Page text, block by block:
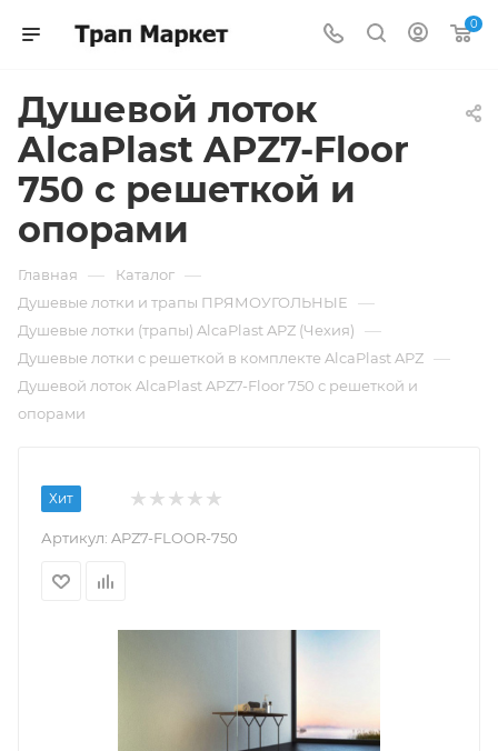
0
Душевой лоток
AlcaPlast APZ7-Floor
750 с решеткой и
опорами
Главная — Каталог —
Душевые лотки и трапы ПРЯМОУГОЛЬНЫЕ —
Душевые лотки (трапы) AlcaPlast APZ (Чехия) —
Душевые лотки с решеткой в комплекте AlcaPlast APZ —
Душевой лоток AlcaPlast APZ7-Floor 750 с решеткой и
опорами
Хит
Артикул: APZ7-FLOOR-750